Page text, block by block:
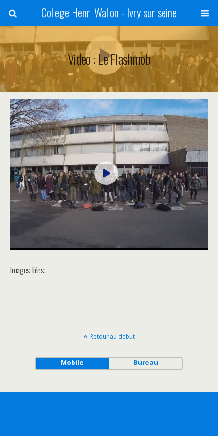
College Henri Wallon - Ivry sur seine
Video : Le Flashmob
Images liées:
Retour au début
Mobile Bureau